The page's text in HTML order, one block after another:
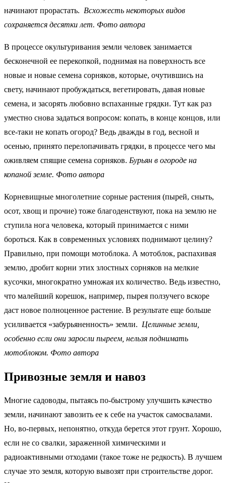
начинают прорастать. Всхожесть некоторых видов
сохраняется десятки лет. Фото автора
В процессе окультуривания земли человек занимается
бесконечной ее перекопкой, поднимая на поверхность все
новые и новые семена сорняков, которые, очутившись на
свету, начинают пробуждаться, вегетировать, давая новые
семена, и засорять любовно вспаханные грядки. Тут как раз
уместно снова задаться вопросом: копать, в конце концов, или
все-таки не копать огород? Ведь дважды в год, весной и
осенью, принято перелопачивать грядки, в процессе чего мы
оживляем спящие семена сорняков. Бурьян в огороде на
копаной земле. Фото автора
Корневищные многолетние сорные растения (пырей, сныть,
осот, хвощ и прочие) тоже благоденствуют, пока на землю не
ступила нога человека, который принимается с ними
бороться. Как в современных условиях поднимают целину?
Правильно, при помощи мотоблока. А мотоблок, распахивая
землю, дробит корни этих злостных сорняков на мелкие
кусочки, многократно умножая их количество. Ведь известно,
что малейший корешок, например, пырея ползучего вскоре
даст новое полноценное растение. В результате еще больше
усиливается «забурьяненность» земли. Целинные земли,
особенно если они заросли пыреем, нельзя поднимать
мотоблоком. Фото автора
Привозные земля и навоз
Многие садоводы, пытаясь по-быстрому улучшить качество
земли, начинают завозить ее к себе на участок самосвалами.
Но, во-первых, непонятно, откуда берется этот грунт. Хорошо,
если не со свалки, зараженной химическими и
радиоактивными отходами (такое тоже не редкость). В лучшем
случае это земля, которую вывозят при строительстве дорог.